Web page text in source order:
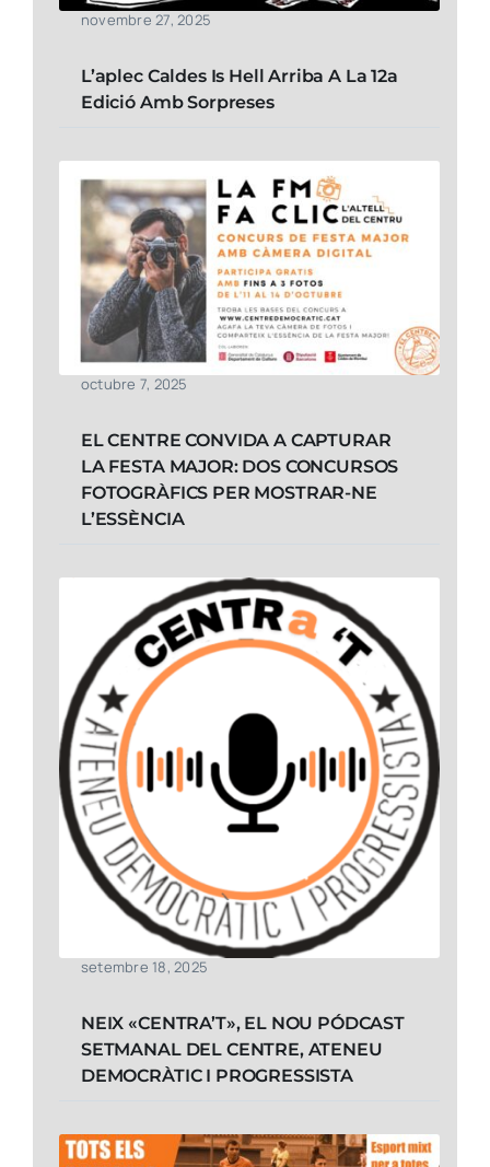
novembre 27, 2025
L’aplec Caldes Is Hell Arriba A La 12a
Edició Amb Sorpreses
octubre 7, 2025
EL CENTRE CONVIDA A CAPTURAR
LA FESTA MAJOR: DOS CONCURSOS
FOTOGRÀFICS PER MOSTRAR-NE
L’ESSÈNCIA
setembre 18, 2025
NEIX «CENTRA’T», EL NOU PÓDCAST
SETMANAL DEL CENTRE, ATENEU
DEMOCRÀTIC I PROGRESSISTA